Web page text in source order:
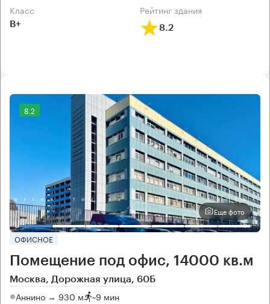
класс
B+
рейтинг здания
8.2
8.2
Еще фото
ОФИСНОЕ
Помещение под офис, 14000 кв.м
Москва, Дорожная улица, 60Б
Аннино → 930 м ~9 мин